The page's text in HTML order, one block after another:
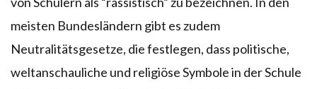
meisten Bundesländern gibt es zudem
Neutralitätsgesetze, die festlegen, dass politische,
weltanschauliche und religiöse Symbole in der Schule